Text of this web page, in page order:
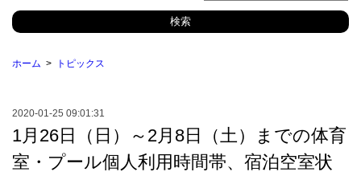
ホーム トピックス
2020-01-25 09:01:31
1月26日（日）～2月8日（土）までの体育
室・プール個人利用時間帯、宿泊空室状